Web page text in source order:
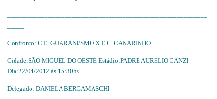
Confronto: C.E. GUARANI/SMO X E.C. CANARINHO
Cidade:SÃO MIGUEL DO OESTE Estádio:PADRE AURELIO CANZI
Dia:22/04/2012 ás 15:30hs.
Delegado: DANIELA BERGAMASCHI